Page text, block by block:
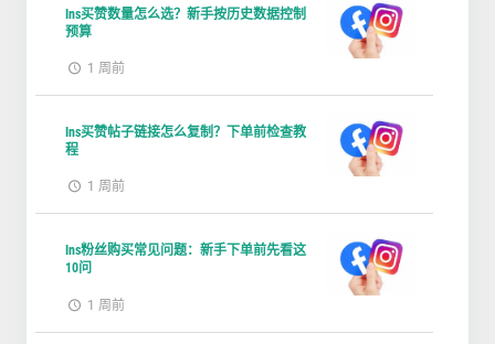
Ins买赞数量怎么选？新手按历史数据控制
预算
1 周前
Ins买赞帖子链接怎么复制？下单前检查教
程
1 周前
Ins粉丝购买常见问题：新手下单前先看这
10问
1 周前